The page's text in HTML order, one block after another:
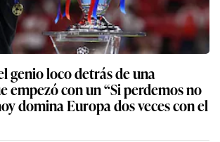
genio loco detrás de una
empezó con un “Si perdemos no
domina Europa dos veces con el